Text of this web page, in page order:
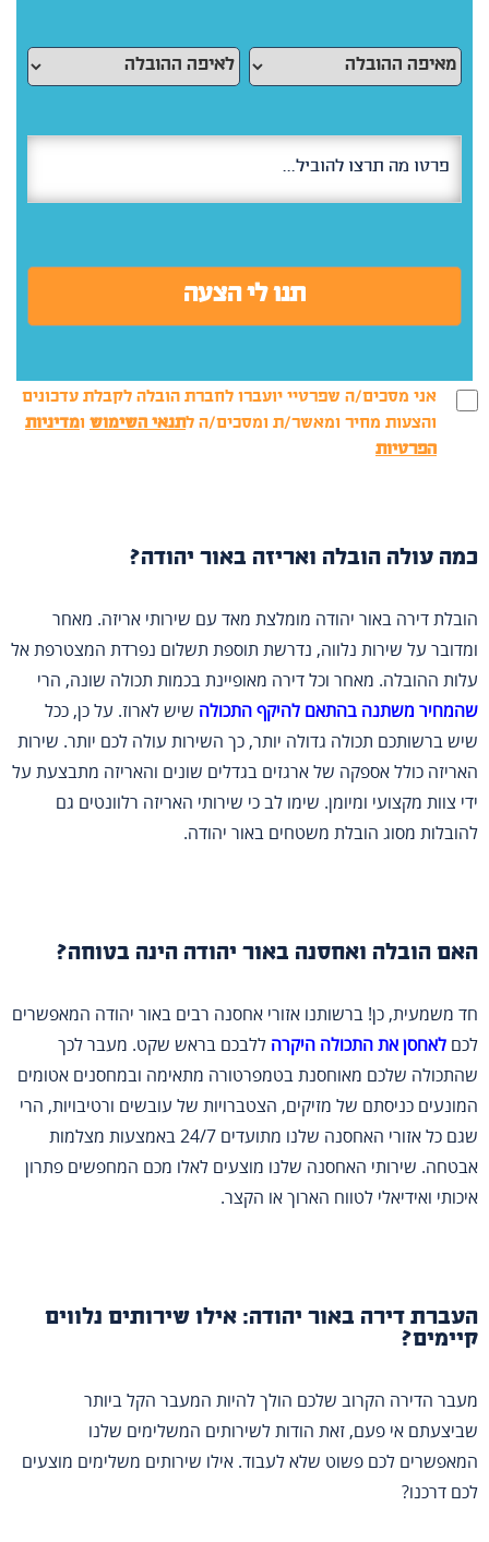
אני מסכים/ה שפרטיי יועברו לחברת הובלה לקבלת עדכונים
והצעות מחיר ומאשר/ת ומסכים/ה לתנאי השימוש ומדיניות
הפרטיות
כמה עולה הובלה ואריזה באור יהודה?
הובלת דירה באור יהודה מומלצת מאד עם שירותי אריזה. מאחר
ומדובר על שירות נלווה, נדרשת תוספת תשלום נפרדת המצטרפת אל
עלות ההובלה. מאחר וכל דירה מאופיינת בכמות תכולה שונה, הרי
שהמחיר משתנה בהתאם להיקף התכולה שיש לארוז. על כן, ככל
שיש ברשותכם תכולה גדולה יותר, כך השירות עולה לכם יותר. שירות
האריזה כולל אספקה של ארגזים בגדלים שונים והאריזה מתבצעת על
ידי צוות מקצועי ומיומן. שימו לב כי שירותי האריזה רלוונטים גם
להובלות מסוג הובלת משטחים באור יהודה.
האם הובלה ואחסנה באור יהודה הינה בטוחה?
חד משמעית, כן! ברשותנו אזורי אחסנה רבים באור יהודה המאפשרים
לכם לאחסן את התכולה היקרה ללבכם בראש שקט. מעבר לכך
שהתכולה שלכם מאוחסנת בטמפרטורה מתאימה ובמחסנים אטומים
המונעים כניסתם של מזיקים, הצטברויות של עובשים ורטיבויות, הרי
שגם כל אזורי האחסנה שלנו מתועדים 24/7 באמצעות מצלמות
אבטחה. שירותי האחסנה שלנו מוצעים לאלו מכם המחפשים פתרון
איכותי ואידיאלי לטווח הארוך או הקצר.
העברת דירה באור יהודה: אילו שירותים נלווים
קיימים?
מעבר הדירה הקרוב שלכם הולך להיות המעבר הקל ביותר
שביצעתם אי פעם, זאת הודות לשירותים המשלימים שלנו
המאפשרים לכם פשוט שלא לעבוד. אילו שירותים משלימים מוצעים
לכם דרכנו?